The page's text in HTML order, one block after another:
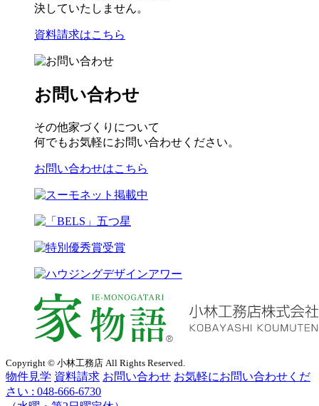
決していたしません。
資料請求はこちら
お問い合わせ
その他家づくりについて
何でもお気軽にお問い合わせください。
お問い合わせはこちら
Copyright © 小林工務店 All Rights Reserved.
物件見学 資料請求 お問い合わせ お気軽にお問い合わせくだ
さい : 048-666-6730